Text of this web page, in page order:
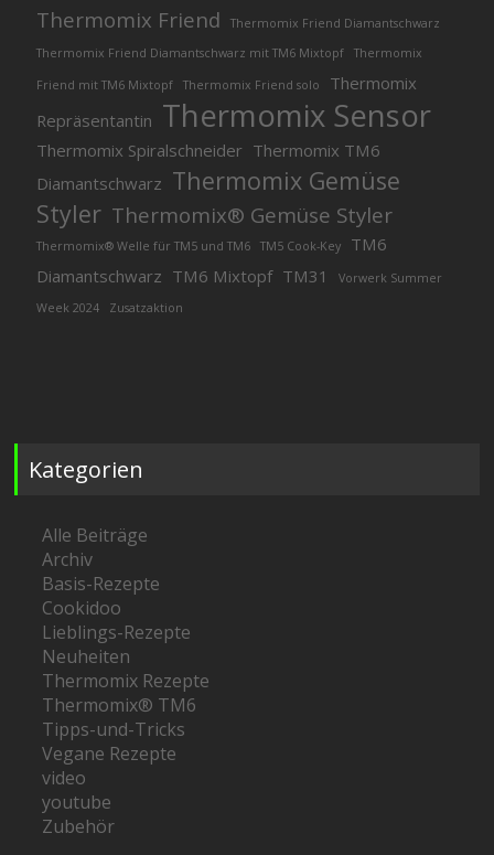
Thermomix Friend
Thermomix Friend Diamantschwarz
Thermomix Friend Diamantschwarz mit TM6 Mixtopf
Thermomix
Friend mit TM6 Mixtopf Thermomix Friend solo
Thermomix
Repräsentantin Thermomix Sensor
Thermomix Spiralschneider Thermomix TM6
Diamantschwarz Thermomix Gemüse
Styler Thermomix® Gemüse Styler
Thermomix® Welle für TM5 und TM6 TM5 Cook-Key
TM6
Diamantschwarz TM6 Mixtopf TM31
Vorwerk Summer
Week 2024
Zusatzaktion
Kategorien
Alle Beiträge
Archiv
Basis-Rezepte
Cookidoo
Lieblings-Rezepte
Neuheiten
Thermomix Rezepte
Thermomix® TM6
Tipps-und-Tricks
Vegane Rezepte
video
youtube
Zubehör